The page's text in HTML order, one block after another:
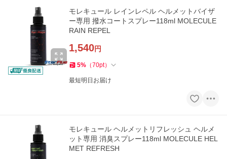
モレキュール レインレペル ヘルメットバイザ
ー専用 撥水コートスプレー118ml MOLECULE
RAIN REPEL
1,540円
5% （70pt）
最短明日お届け
モレキュール ヘルメットリフレッシュ ヘルメ
ット専用 消臭スプレー118ml MOLECULE HEL
MET REFRESH